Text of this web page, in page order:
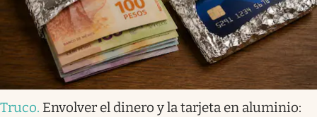
Truco. Envolver el dinero y la tarjeta en aluminio: